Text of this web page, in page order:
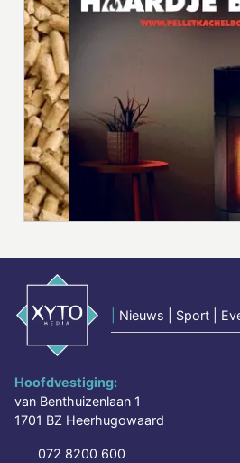
Nieuws | Sport |
Hoofdvestiging:
van Benthuizenlaan 1
1701 BZ Heerhugowaard
072 8200 600